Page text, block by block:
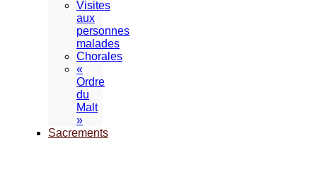
Visites
aux
personnes
malades
Chorales
«
Ordre
du
Malt
»
Sacrements